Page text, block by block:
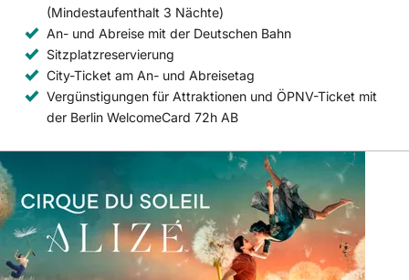
(Mindestaufenthalt 3 Nächte)
An- und Abreise mit der Deutschen Bahn
Sitzplatzreservierung
City-Ticket am An- und Abreisetag
Vergünstigungen für Attraktionen und ÖPNV-Ticket mit
der Berlin WelcomeCard 72h AB